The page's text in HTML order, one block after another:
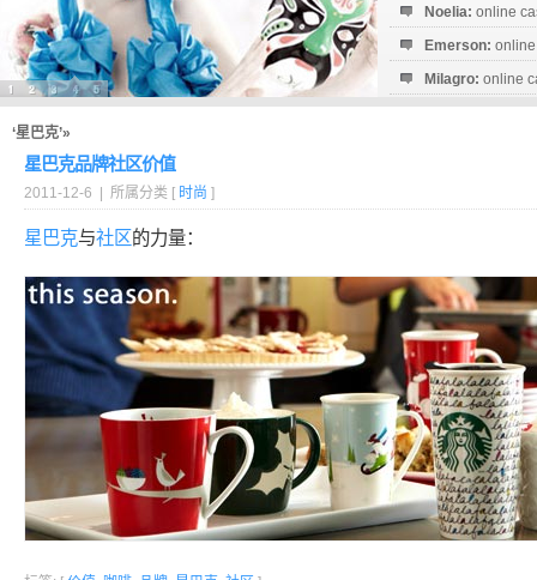
Noelia: online
Emerson:
Milagro: online
‘星巴克’»
星巴克品牌社区价值
2011-12-6 | 所属分类 [ 时尚 ]
星巴克与社区的力量：